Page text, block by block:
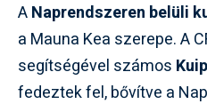
ANaprendszeren belüli
a Mauna Kea szerepe. A
segítségével számos
fedeztek fel, bővítve a